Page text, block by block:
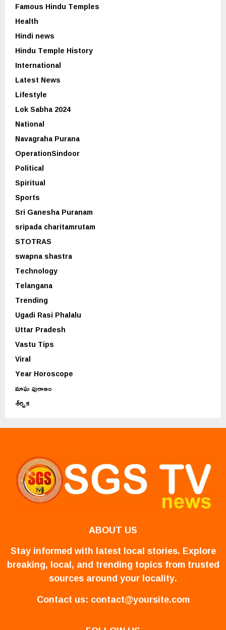
Famous Hindu Temples
Health
Hindi news
Hindu Temple History
International
Latest News
Lifestyle
Lok Sabha 2024
National
Navagraha Purana
OperationSindoor
Political
Spiritual
Sports
Sri Ganesha Puranam
sripada charitamrutam
STOTRAS
swapna shastra
Technology
Telangana
Trending
Ugadi Rasi Phalalu
Uttar Pradesh
Vastu Tips
Viral
Year Horoscope
మాఘ పురాణం
శీర్షిక
ABOUT US
Stay informed with latest local stories. Explore
breaking, local, and trending topics from trusted
sources around your locality.
Contact us: contact@yoursite.com